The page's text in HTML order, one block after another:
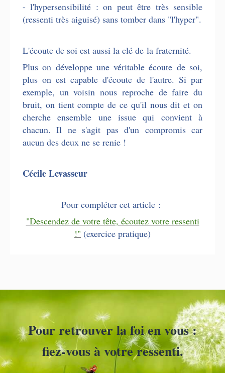
- l'hypersensibilité : on peut être très sensible
(ressenti très aiguisé) sans tomber dans "l'hyper".
L'écoute de soi est aussi la clé de la fraternité.
Plus on développe une véritable écoute de soi,
plus on est capable d'écoute de l'autre. Si par
exemple, un voisin nous reproche de faire du
bruit, on tient compte de ce qu'il nous dit et on
cherche ensemble une issue qui convient à
chacun. Il ne s'agit pas d'un compromis car
aucun des deux ne se renie !
Cécile Levasseur
Pour compléter cet article :
"Descendez de votre tête, écoutez votre ressenti
!" (exercice pratique)
Pour retrouver la foi en vous :
fiez-vous à votre ressenti.